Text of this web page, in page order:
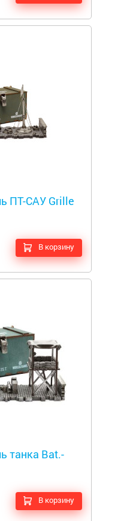
ПТ-САУ Grille
В корзину
танка Bat.-
В корзину